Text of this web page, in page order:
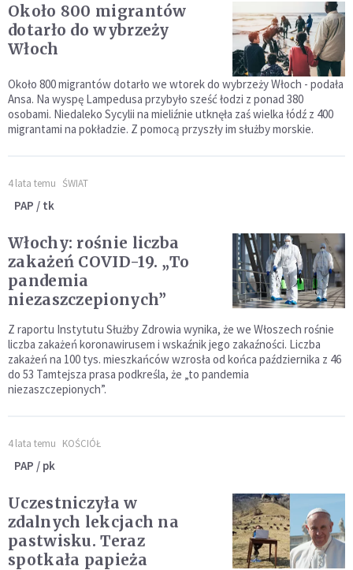
Około 800 migrantów
dotarło do wybrzeży
Włoch
Około 800 migrantów dotarło we wtorek do wybrzeży Włoch - podała
Ansa. Na wyspę Lampedusa przybyło sześć łodzi z ponad 380
osobami. Niedaleko Sycylii na mieliźnie utknęła zaś wielka łódź z 400
migrantami na pokładzie. Z pomocą przyszły im służby morskie.
4 lata temu ŚWIAT
PAP / tk
Włochy: rośnie liczba
zakażeń COVID-19. „To
pandemia
niezaszczepionych”
Z raportu Instytutu Służby Zdrowia wynika, że we Włoszech rośnie
liczba zakażeń koronawirusem i wskaźnik jego zakaźności. Liczba
zakażeń na 100 tys. mieszkańców wzrosła od końca października z 46
do 53 Tamtejsza prasa podkreśla, że „to pandemia
niezaszczepionych”.
4 lata temu KOŚCIÓŁ
PAP / pk
Uczestniczyła w
zdalnych lekcjach na
pastwisku. Teraz
spotkała papieża